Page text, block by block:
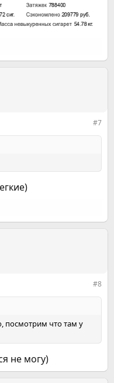
#7
#8
посмотрим что там у
не могу)